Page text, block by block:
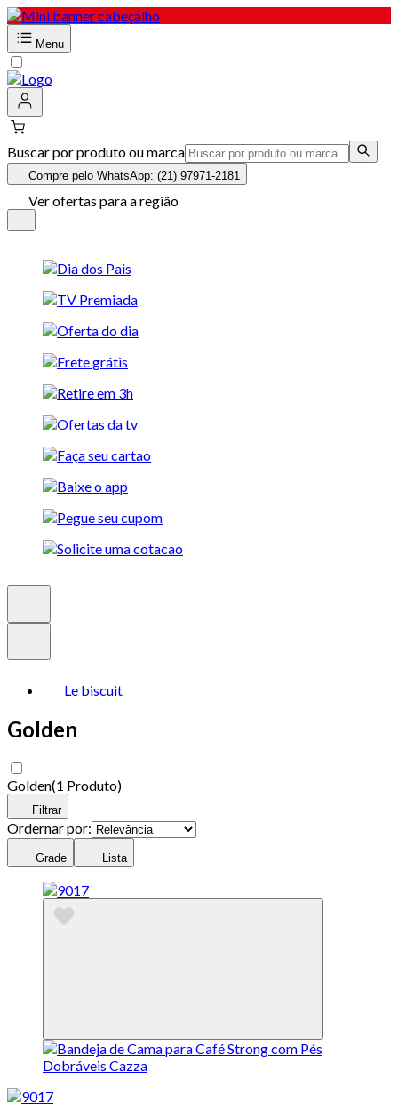
Menu
Buscar por produto ou marca
Compre pelo WhatsApp: (21) 97971-2181
Ver ofertas para a região
Le biscuit
Golden
Golden(1 Produto)
Filtrar
Ordernar por:
Grade Lista